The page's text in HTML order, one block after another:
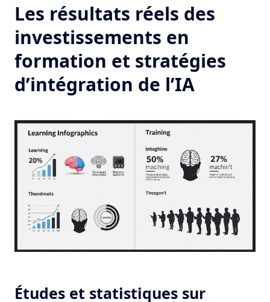
Les résultats réels des
investissements en
formation et stratégies
d’intégration de l’IA
Études et statistiques sur